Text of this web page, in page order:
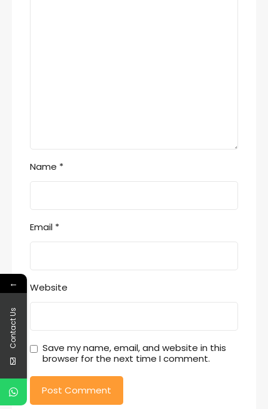
Name *
Email *
Website
Save my name, email, and website in this
browser for the next time I comment.
←
Contact Us